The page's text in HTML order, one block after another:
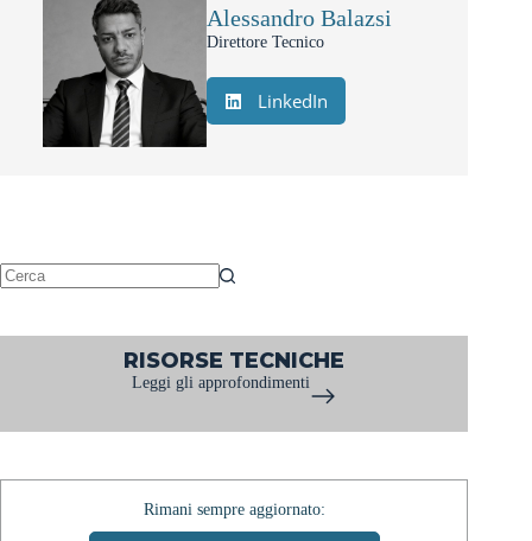
Alessandro Balazsi
Direttore Tecnico
LinkedIn
RISORSE TECNICHE
Leggi gli approfondimenti
Rimani sempre aggiornato: